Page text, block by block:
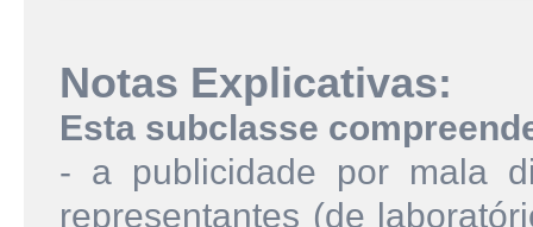
Notas Explicativas:
Esta subclasse
- a publicidade por mala
representantes (de